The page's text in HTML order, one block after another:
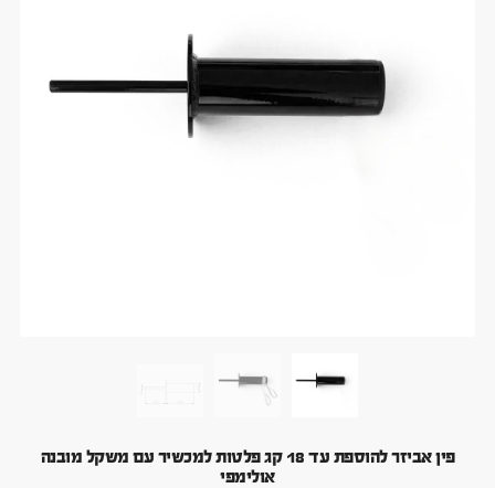
פין אביזר להוספת עד 18 קג פלטות למכשיר עם משקל מובנה
אולימפי